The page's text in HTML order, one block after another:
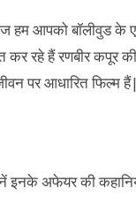
आपको बॉलीवुड के
रहे हैं रणबीर कपूर
पर आधारित फिल्म हैं|